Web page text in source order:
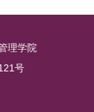
理学院
号